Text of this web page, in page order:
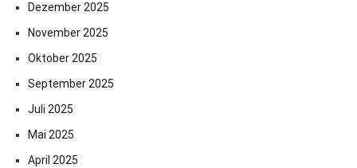
Dezember 2025
November 2025
Oktober 2025
September 2025
Juli 2025
Mai 2025
April 2025